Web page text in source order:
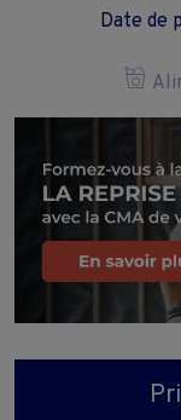
Date de